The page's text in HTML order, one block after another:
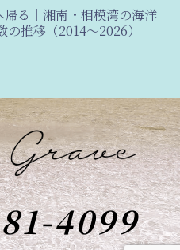
帰る｜湘南・相模湾の海洋
の推移（2014〜2026）
4099